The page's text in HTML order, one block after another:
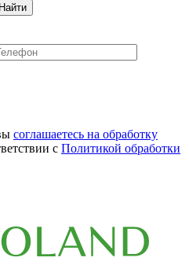
Найти
соглашаетесь на обработку
с Политикой обработки